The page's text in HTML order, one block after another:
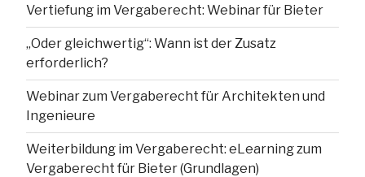
Vertiefung im Vergaberecht: Webinar für Bieter
„Oder gleichwertig“: Wann ist der Zusatz
erforderlich?
Webinar zum Vergaberecht für Architekten und
Ingenieure
Weiterbildung im Vergaberecht: eLearning zum
Vergaberecht für Bieter (Grundlagen)